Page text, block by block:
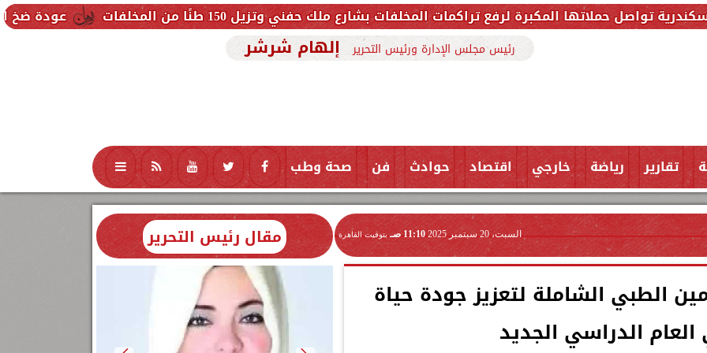
عودة ضخ المياه تدريجيًا المكبرة لرفع تراكمات المخلفات بشارع ملك حفني وتزيل 150 طنًا من المخلفات
رئيس مجلس الإدارة ورئيس التحرير إلهام شرشر
تقارير رياضة خارجي اقتصاد حوادث فن صحة وطب تكنولوجيا منوعات محافظات
السبت، 20 سبتمبر 2025 11:10 صـ بتوقيت القاهرة
الطبي الشاملة لتعزيز جودة حياة
الدراسي الجديد
مقال رئيس التحرير